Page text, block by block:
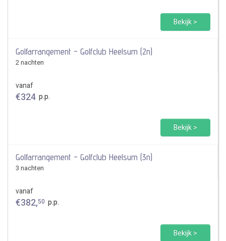
Bekijk >
Golfarrangement - Golfclub Heelsum (2n)
2 nachten
vanaf
€324 p.p.
Bekijk >
Golfarrangement - Golfclub Heelsum (3n)
3 nachten
vanaf
€382,50 p.p.
Bekijk >